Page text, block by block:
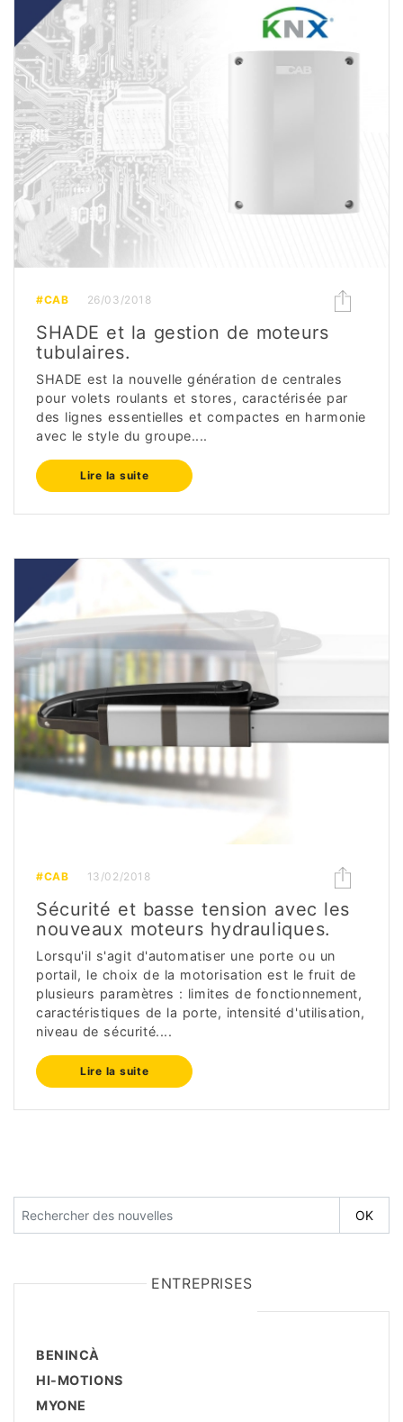
#CAB 26/03/2018
SHADE et la gestion de moteurs
tubulaires.
SHADE est la nouvelle génération de centrales
pour volets roulants et stores, caractérisée par
des lignes essentielles et compactes en harmonie
avec le style du groupe....
Lire la suite
#CAB 13/02/2018
Sécurité et basse tension avec les
nouveaux moteurs hydrauliques.
Lorsqu'il s'agit d'automatiser une porte ou un
portail, le choix de la motorisation est le fruit de
plusieurs paramètres : limites de fonctionnement,
caractéristiques de la porte, intensité d'utilisation,
niveau de sécurité....
Lire la suite
ENTREPRISES
BENINCÀ
HI-MOTIONS
MYONE